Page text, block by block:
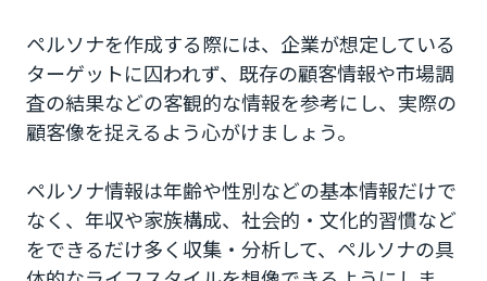
ペルソナを作成する際には、企業が想定している
ターゲットに囚われず、既存の顧客情報や市場調
査の結果などの客観的な情報を参考にし、実際の
顧客像を捉えるよう心がけましょう。
ペルソナ情報は年齢や性別などの基本情報だけで
なく、年収や家族構成、社会的・文化的習慣など
をできるだけ多く収集・分析して、ペルソナの具